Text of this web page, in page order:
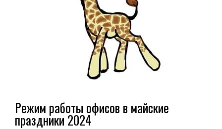
Режим работы офисов в майские
праздники 2024